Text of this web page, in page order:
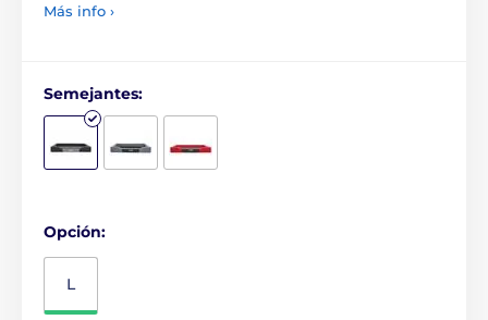
Más info ›
Semejantes:
Opción:
L